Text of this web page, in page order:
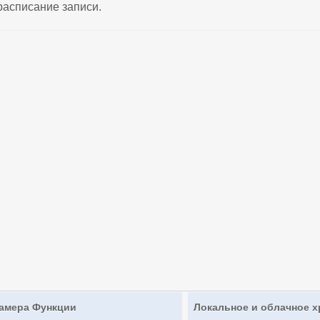
записи.
Функции Локальное и облачное